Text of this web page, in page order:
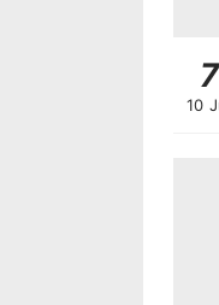
7
10